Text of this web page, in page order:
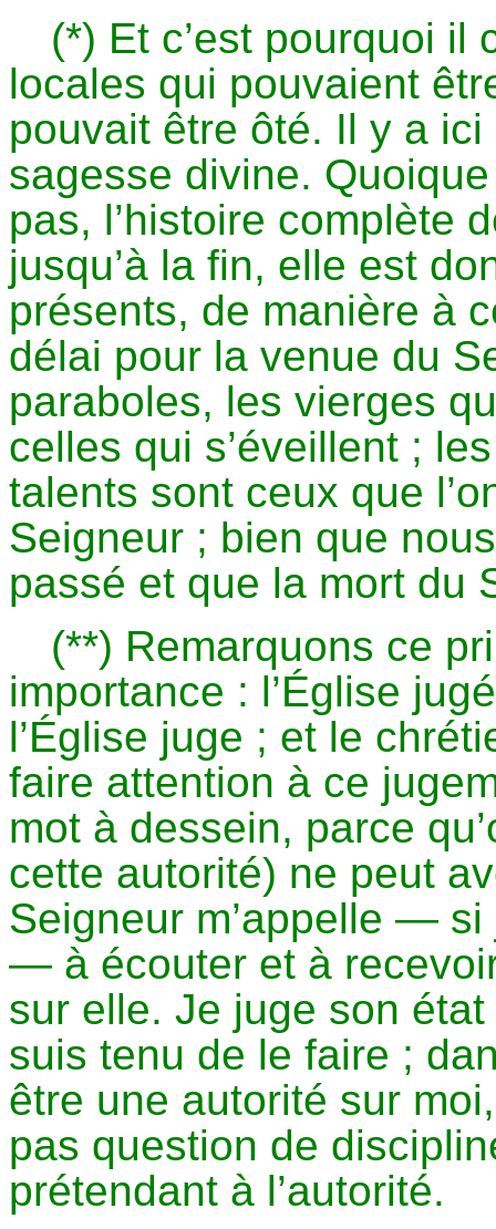
(*) Et c’est pourquoi il
locales qui pouvaient
pouvait être ôté. Il y a
sagesse divine.
pas, l’histoire complète
jusqu’à la fin, elle est
présents, de manière à
délai pour la venue du
paraboles, les vierges
celles qui s’éveillent ;
talents sont ceux que
Seigneur ; bien que
passé et que la mort du
(**) Remarquons ce
importance : l’Église
l’Église juge ; et le
faire attention à ce
mot à dessein, parce
cette autorité) ne peut
Seigneur m’appelle — si
— à écouter et à
sur elle. Je juge son
suis tenu de le faire ;
être une autorité sur
pas question de
prétendant à l’autorité.